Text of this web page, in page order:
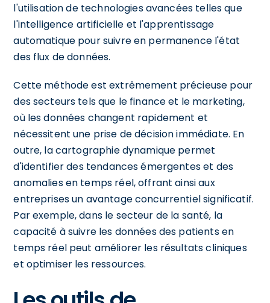
l'utilisation de technologies avancées telles que
l'intelligence artificielle et l'apprentissage
automatique pour suivre en permanence l'état
des flux de données.
Cette méthode est extrêmement précieuse pour
des secteurs tels que le finance et le marketing,
où les données changent rapidement et
nécessitent une prise de décision immédiate. En
outre, la cartographie dynamique permet
d'identifier des tendances émergentes et des
anomalies en temps réel, offrant ainsi aux
entreprises un avantage concurrentiel significatif.
Par exemple, dans le secteur de la santé, la
capacité à suivre les données des patients en
temps réel peut améliorer les résultats cliniques
et optimiser les ressources.